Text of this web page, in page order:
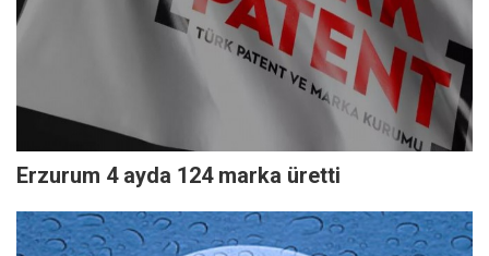
Erzurum 4 ayda 124 marka üretti